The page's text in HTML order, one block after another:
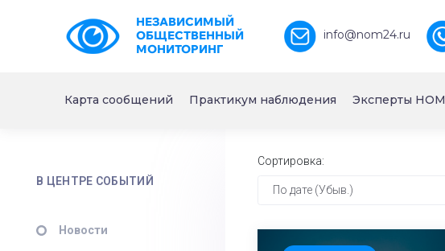
НЕЗАВИСИМЫЙ
ОБЩЕСТВЕННЫЙ
МОНИТОРИНГ
info@nom24.ru
Карта сообщений Практикум наблюдения Эксперты НОМ
В ЦЕНТРЕ СОБЫТИЙ
Новости
Сортировка:
По дате (Убыв.)